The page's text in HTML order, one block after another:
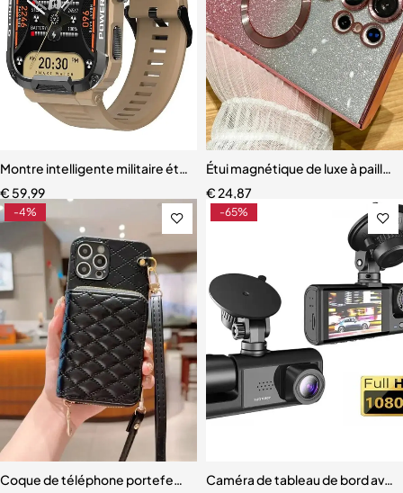
Montre intelligente militaire étanche pour homme, appel Bluetooth
€ 59,99
Étui magnétique de luxe à
€24,87
-4%
Coque de téléphone portefeuille à fermeture éclair à bandoulière
-65%
Caméra de tableau de bord